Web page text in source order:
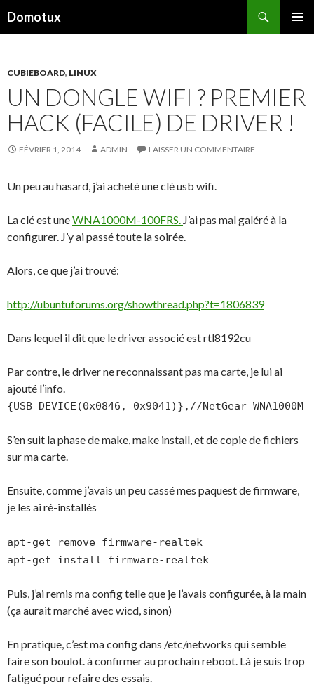
Domotux
PRINCIPAL
CUBIEBOARD, LINUX
UN DONGLE WIFI ? PREMIER
HACK (FACILE) DE DRIVER !
FÉVRIER 1, 2014 ADMIN LAISSER UN COMMENTAIRE
Un peu au hasard, j’ai acheté une clé usb wifi.
La clé est uneWNA1000M-100FRS. J’ai pas mal galéré à la
configurer. J’y ai passé toute la soirée.
Alors, ce que j’ai trouvé:
http://ubuntuforums.org/showthread.php?t=1806839
Dans lequel il dit que le driver associé est rtl8192cu
Par contre, le driver ne reconnaissant pas ma carte, je lui ai
ajouté l’info.
{USB_DEVICE(0x0846, 0x9041)},//NetGear WNA1000M
S’en suit la phase de make, make install, et de copie de fichiers
sur ma carte.
Ensuite, comme j’avais un peu cassé mes paquest de firmware,
je les ai ré-installés
apt-get remove firmware-realtek
apt-get install firmware-realtek
Puis, j’ai remis ma config telle que je l’avais configurée, à la main
(ça aurait marché avec wicd, sinon)
En pratique, c’est ma config dans /etc/networks qui semble
faire son boulot. à confirmer au prochain reboot. Là je suis trop
fatigué pour refaire des essais.